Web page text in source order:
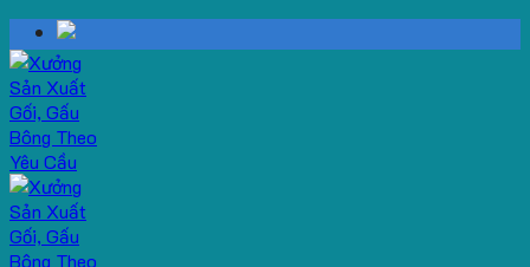
Skip
to
content